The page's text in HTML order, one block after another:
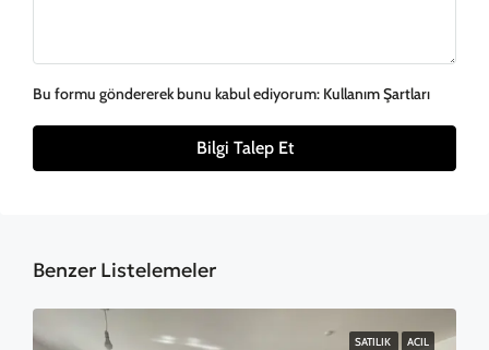
Bu formu göndererek bunu kabul ediyorum: Kullanım Şartları
Bilgi Talep Et
Benzer Listelemeler
SATILIK ACIL